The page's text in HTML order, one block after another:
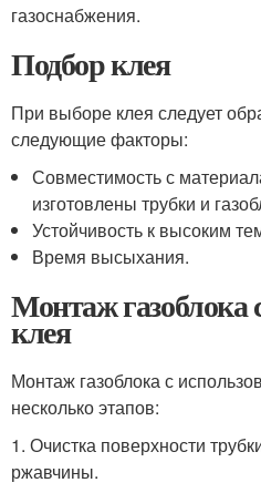
газоснабжения.
Подбор клея
При выборе клея следует
следующие факторы:
Совместимость с
изготовлены трубки и
Устойчивость к высоким
Время высыхания.
Монтаж газоблока
клея
Монтаж газоблока с
несколько этапов:
1. Очистка поверхности
ржавчины.